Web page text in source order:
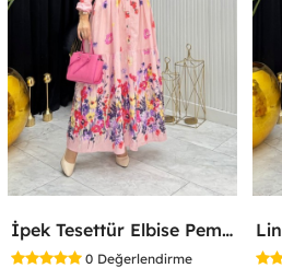
İpek Tesettür Elbise Pembe Pembe
0 Değerlendirme